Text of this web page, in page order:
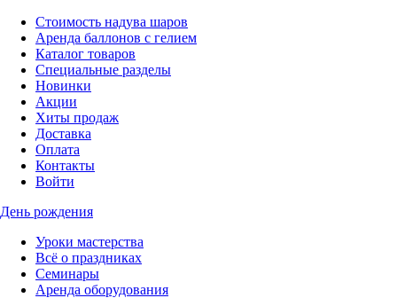
Стоимость надува шаров
Аренда баллонов с гелием
Каталог товаров
Специальные разделы
Новинки
Акции
Хиты продаж
Доставка
Оплата
Контакты
Войти
День рождения
Уроки мастерства
Всё о праздниках
Семинары
Аренда оборудования